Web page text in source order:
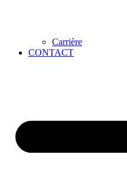
Carrière
CONTACT